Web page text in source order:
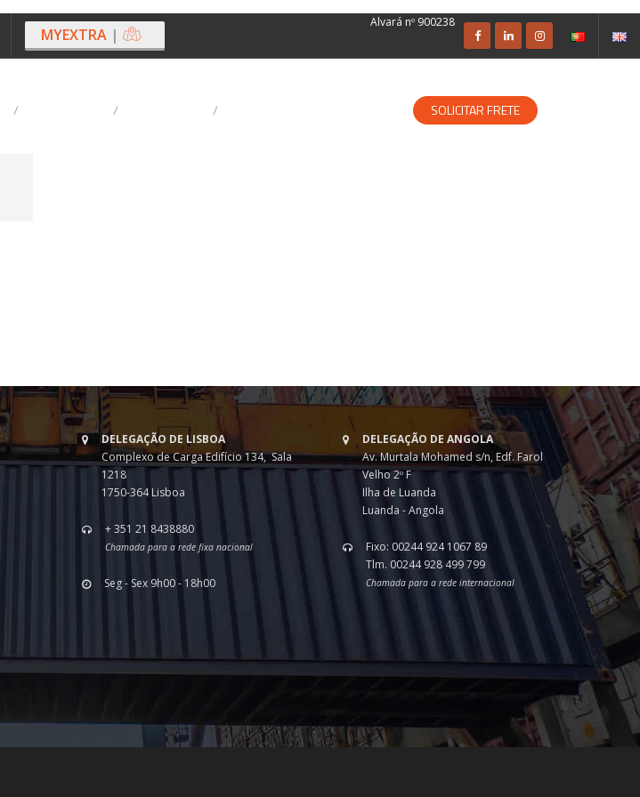
Alvará nº 900238
MYEXTRA |
SOLICITAR FRETE
DELEGAÇÃO DE LISBOA
Complexo de Carga Edifício 134, Sala
1218
1750-364 Lisboa
+ 351 21 8438880
Chamada para a rede fixa nacional
Seg - Sex 9h00 - 18h00
DELEGAÇÃO DE ANGOLA
Av. Murtala Mohamed s/n, Edf. Farol
Velho 2º F
Ilha de Luanda
Luanda - Angola
Fixo: 00244 924 1067 89
Tlm. 00244 928 499 799
Chamada para a rede internacional